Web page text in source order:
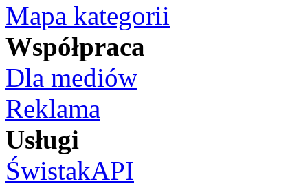
Mapa kategorii
Współpraca
Dla mediów
Reklama
Usługi
ŚwistakAPI